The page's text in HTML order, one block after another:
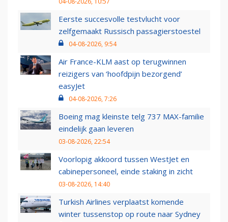
Eerste succesvolle testvlucht voor
zelfgemaakt Russisch passagierstoestel
04-08-2026, 9:54
Air France-KLM aast op terugwinnen
reizigers van ‘hoofdpijn bezorgend’
easyJet
04-08-2026, 7:26
Boeing mag kleinste telg 737 MAX-familie
eindelijk gaan leveren
03-08-2026, 22:54
Voorlopig akkoord tussen WestJet en
cabinepersoneel, einde staking in zicht
03-08-2026, 14:40
Turkish Airlines verplaatst komende
winter tussenstop op route naar Sydney